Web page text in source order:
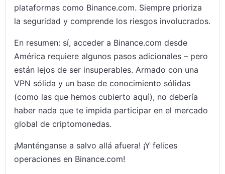
plataformas como Binance.com. Siempre prioriza
la seguridad y comprende los riesgos involucrados.
En resumen: sí, acceder a Binance.com desde
América requiere algunos pasos adicionales – pero
están lejos de ser insuperables. Armado con una
VPN sólida y un base de conocimiento sólidas
(como las que hemos cubierto aquí), no debería
haber nada que te impida participar en el mercado
global de criptomonedas.
¡Manténganse a salvo allá afuera! ¡Y felices
operaciones en Binance.com!